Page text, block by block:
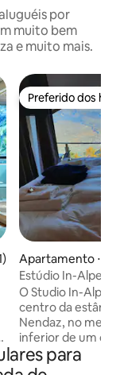
por
muito bem
e muito mais.
avaliação média de
Preferido dos
Preferido dos
Apartamento ⋅
az
Estúdio In-Alpes
O Studio In-Alpes
centro da
Nendaz, no meio
inferior de um
que teve uma
2018. O Bed-Up
para